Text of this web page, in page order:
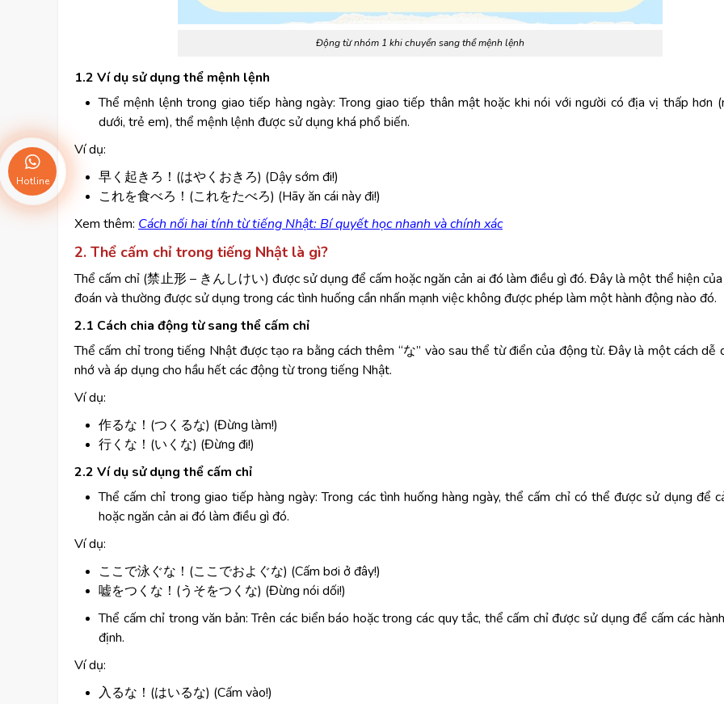
Động từ nhóm 1 khi chuyển sang thể mệnh lệnh
1.2 Ví dụ sử dụng thể mệnh lệnh
Thể mệnh lệnh trong giao tiếp hàng ngày: Trong giao tiếp thân mật hoặc khi nói với người có địa vị thấp hơn
dưới, trẻ em), thể mệnh lệnh được sử dụng khá phổ biến.
Ví dụ:
早く起きろ！(はやくおきろ) (Dậy sớm đi!)
これを食べろ！(これをたべろ) (Hãy ăn cái này đi!)
Xem thêm: Cách nối hai tính từ tiếng Nhật: Bí quyết học nhanh và chính xác
2. Thể cấm chỉ trong tiếng Nhật là gì?
Thể cấm chỉ (禁止形 – きんしけい) được sử dụng để cấm hoặc ngăn cản ai đó làm điều gì đó. Đây là một thể hiện
đoán và thường được sử dụng trong các tình huống cần nhấn mạnh việc không được phép làm một hành động nào đó.
2.1 Cách chia động từ sang thể cấm chỉ
Thể cấm chỉ trong tiếng Nhật được tạo ra bằng cách thêm “な” vào sau thể từ điển của động từ. Đây là một cách dễ
nhớ và áp dụng cho hầu hết các động từ trong tiếng Nhật.
Ví dụ:
作るな！(つくるな) (Đừng làm!)
行くな！(いくな) (Đừng đi!)
2.2 Ví dụ sử dụng thể cấm chỉ
Thể cấm chỉ trong giao tiếp hàng ngày: Trong các tình huống hàng ngày, thể cấm chỉ có thể được sử dụng để
hoặc ngăn cản ai đó làm điều gì đó.
Ví dụ:
ここで泳ぐな！(ここでおよぐな) (Cấm bơi ở đây!)
嘘をつくな！(うそをつくな) (Đừng nói dối!)
Thể cấm chỉ trong văn bản: Trên các biển báo hoặc trong các quy tắc, thể cấm chỉ được sử dụng để cấm các
định.
Ví dụ:
入るな！(はいるな) (Cấm vào!)
Hotline